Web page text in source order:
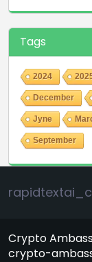
Tags
2024
December
Jyne
September
Crypto
crypto-